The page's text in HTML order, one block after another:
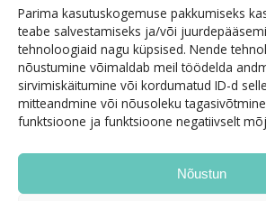
Parima kasutuskogemuse pakkumiseks
teabe salvestamiseks ja/või
tehnoloogiaid nagu küpsised. Nende
nõustumine võimaldab meil töödelda
sirvimiskäitumine või kordumatud ID-d
mitteandmine või nõusoleku
funktsioone ja funktsioone negatiivselt
Nõustun
l
e
e
v
e
n
d
m
i
s
KMKR
EE100533891
Swedbank IBAN
EE59 2200 0011 2023 3895
SWIFT HABAEE2X
Tööandjate maja